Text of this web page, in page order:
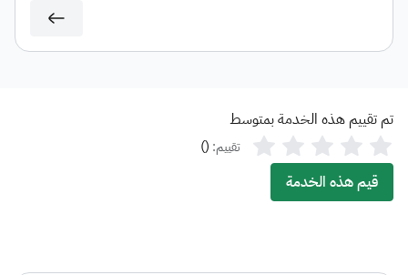
تم تقييم هذه الخدمة بمتوسط
تقييم: (
)
قيم هذه الخدمة